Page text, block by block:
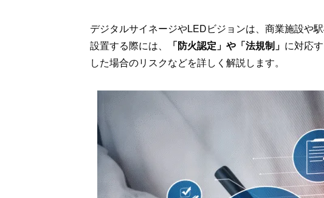
デジタルサイネージやLEDビジョンは、商業施設や
設置する際には、
「防火認定」や「法規制」 に対応
した場合のリスクなどを詳しく解説します。